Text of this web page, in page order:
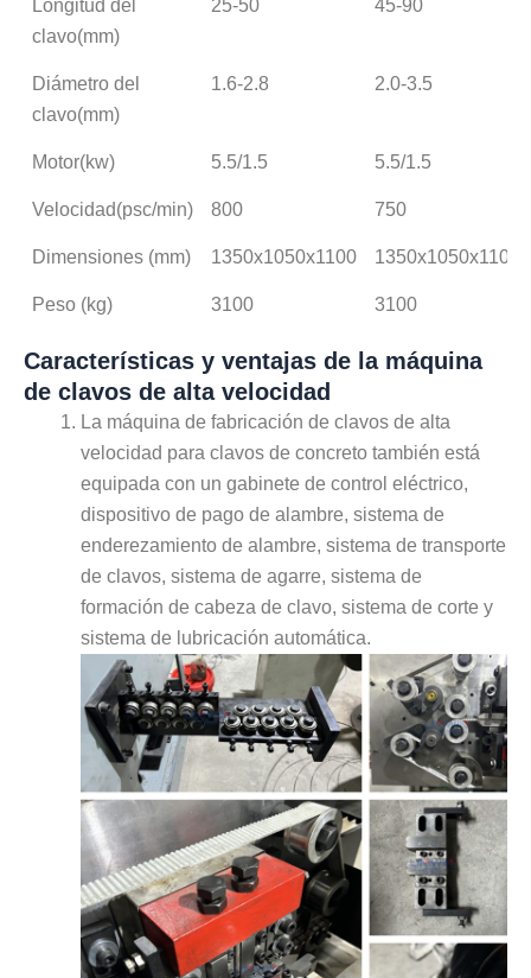
Longitud del
clavo(mm)
25-50 45-90
Diámetro del
clavo(mm)
1.6-2.8 2.0-3.5
Motor(kw) 5.5/1.5 5.5/1.5
Velocidad(psc/min) 800 750
Dimensiones (mm) 1350x1050x1100 1350x1050x1100
Peso (kg) 3100 3100
Características y ventajas de la máquina
de clavos de alta velocidad
La máquina de fabricación de clavos de alta
velocidad para clavos de concreto también está
equipada con un gabinete de control eléctrico,
dispositivo de pago de alambre, sistema de
enderezamiento de alambre, sistema de transporte
de clavos, sistema de agarre, sistema de
formación de cabeza de clavo, sistema de corte y
sistema de lubricación automática.